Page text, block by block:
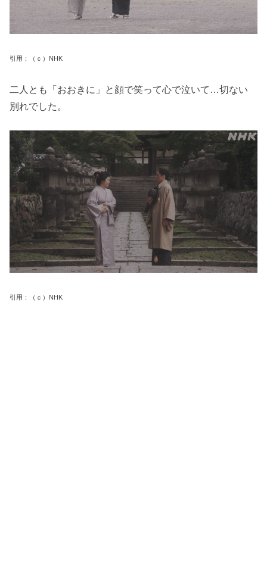
引用：（ｃ）NHK
二人とも「おおきに」と顔で笑って心で泣いて…切ない
別れでした。
引用：（ｃ）NHK